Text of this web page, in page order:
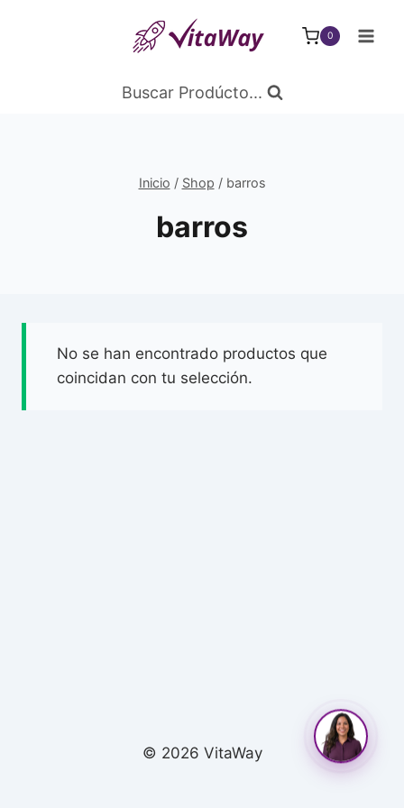
0
Buscar Prodúcto...
Inicio / Shop / barros
barros
No se han encontrado productos que
coincidan con tu selección.
© 2026 VitaWay